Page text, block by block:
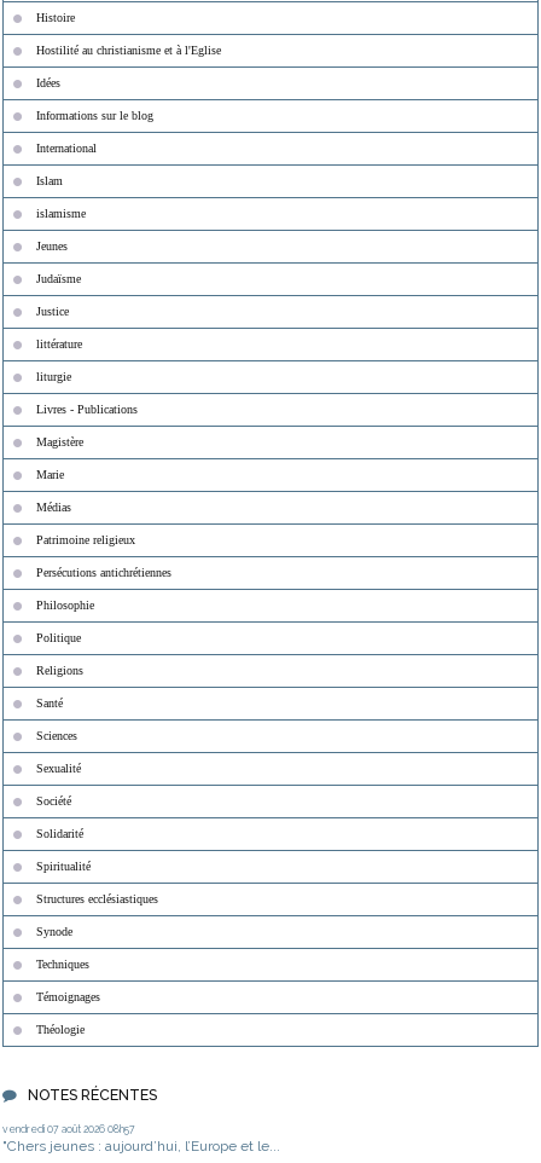
Histoire
Hostilité au christianisme et à l'Eglise
Idées
Informations sur le blog
International
Islam
islamisme
Jeunes
Judaïsme
Justice
littérature
liturgie
Livres - Publications
Magistère
Marie
Médias
Patrimoine religieux
Persécutions antichrétiennes
Philosophie
Politique
Religions
Santé
Sciences
Sexualité
Société
Solidarité
Spiritualité
Structures ecclésiastiques
Synode
Techniques
Témoignages
Théologie
NOTES RÉCENTES
vendredi 07 août 2026 08h57
"Chers jeunes : aujourd’hui, l’Europe et le...